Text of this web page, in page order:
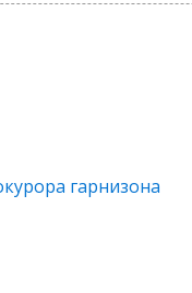
гарнизона